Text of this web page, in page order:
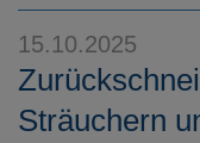
15.10.2025
Sträuchern